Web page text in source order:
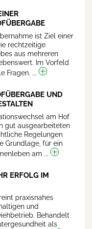
ist Ziel einer
rechtzeitige
aus mehreren
Im Vorfeld
Fragen. ...
UND
am Hof
gut ausgearbeiteten
Regelungen
Grundlage, für ein
am ...
ERFOLG IM
praxisnahes
und
Behandelt
als